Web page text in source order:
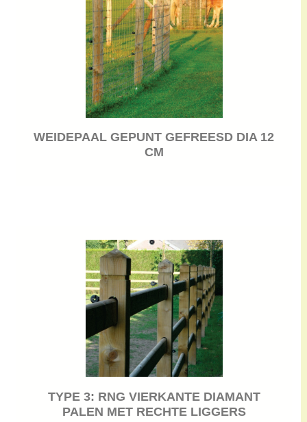
WEIDEPAAL GEPUNT GEFREESD DIA 12
CM
TYPE 3: RNG VIERKANTE DIAMANT
PALEN MET RECHTE LIGGERS